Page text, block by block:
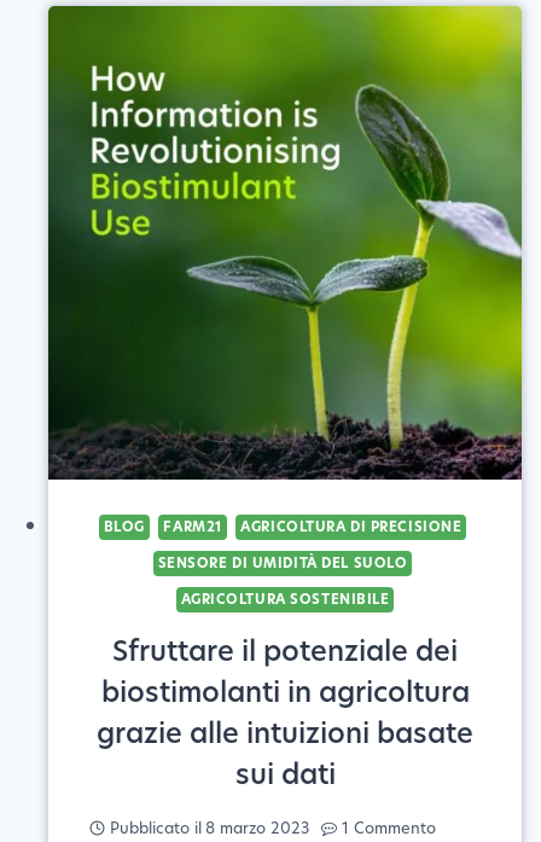
IL
SOSTENERE
IL
PIANETA
BLOG FARM21
AGRICOLTURA DI PRECISIONE
SENSORE DI UMIDITÀ DEL SUOLO
AGRICOLTURA SOSTENIBILE
Sfruttare il potenziale dei
biostimolanti in agricoltura
grazie alle intuizioni basate
sui dati
Pubblicato il 8 marzo 2023 1 Commento